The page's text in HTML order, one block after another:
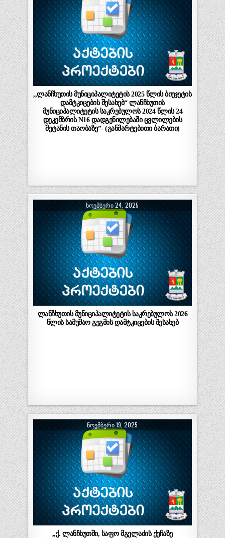
,,ლანჩხუთის მუნიციპალიტეტის 2025 წლის ბიუჯეტის
დამტკიცების შესახებ“ ლანჩხუთის
მუნიციპალიტეტის საკრებულოს 2024 წლის 24
დეკემბრის N16 დადგენილებაში ცვლილების
შეტანის თაობაზე”- (განმარტებითი ბარათი)
ᲜᲝᲔᲛᲑᲔᲠᲘ 24, 2025
ლანჩხუთის მუნიციპალიტეტის საკრებულოს 2026
წლის სამუშაო გეგმის დამტკიცების შესახებ
ᲜᲝᲔᲛᲑᲔᲠᲘ 19, 2025
,,ქ. ლანჩხუთში, საფო მგელაძის ქუჩაზე